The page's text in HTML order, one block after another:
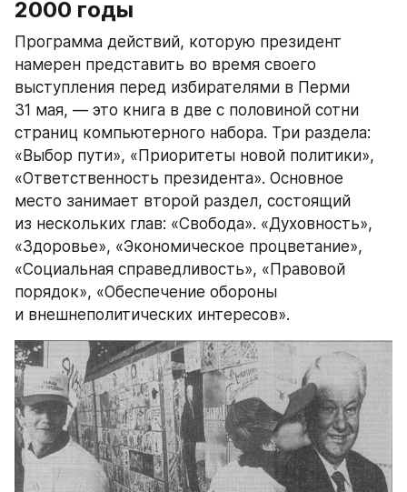
2000 годы
Программа действий, которую президент
намерен представить во время своего
выступления перед избирателями в Перми
31 мая, — это книга в две с половиной сотни
страниц компьютерного набора. Три раздела:
«Выбор пути», «Приоритеты новой политики»,
«Ответственность президента». Основное
место занимает второй раздел, состоящий
из нескольких глав: «Свобода». «Духовность»,
«Здоровье», «Экономическое процветание»,
«Социальная справедливость», «Правовой
порядок», «Обеспечение обороны
и внешнеполитических интересов».